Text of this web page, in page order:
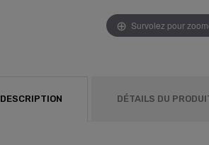
Survolez pour
DESCRIPTION DÉTAILS DU